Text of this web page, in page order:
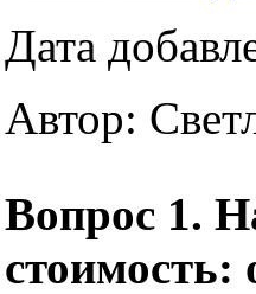
Дата
Автор:
Вопрос 1.
стоимость: